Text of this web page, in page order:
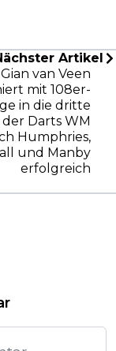
Artikel
Gian van Veen
mit 108er-
in die dritte
Darts WM
Humphries,
und Manby
erfolgreich